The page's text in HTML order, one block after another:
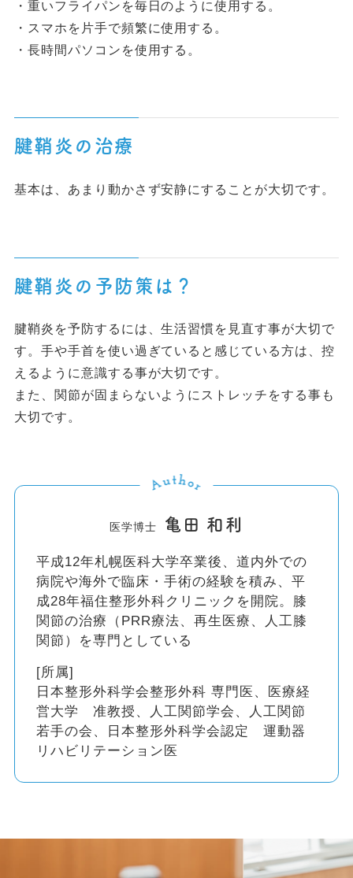
・重いフライパンを毎日のように使用する。
・スマホを片手で頻繁に使用する。
・長時間パソコンを使用する。
腱鞘炎の治療
基本は、あまり動かさず安静にすることが大切です。
腱鞘炎の予防策は？
腱鞘炎を予防するには、生活習慣を見直す事が大切で
す。手や手首を使い過ぎていると感じている方は、控
えるように意識する事が大切です。
また、関節が固まらないようにストレッチをする事も
大切です。
医学博士 亀田 和利
平成12年札幌医科大学卒業後、道内外での
病院や海外で臨床・手術の経験を積み、平
成28年福住整形外科クリニックを開院。膝
関節の治療（PRR療法、再生医療、人工膝
関節）を専門としている
[所属]
日本整形外科学会整形外科 専門医、医療経
営大学 准教授、人工関節学会、人工関節
若手の会、日本整形外科学会認定 運動器
リハビリテーション医